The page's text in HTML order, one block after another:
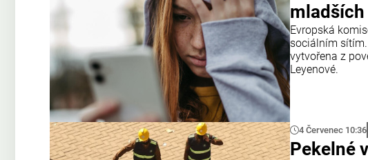
Evropská
sociálním
vytvořena z
Leyenové.
4 Červenec 10:36
Pekelné